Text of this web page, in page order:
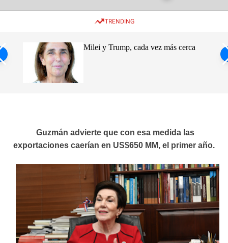
c
TRENDING
de
Milei y Trump, cada vez más cerca
Guzmán advierte que con esa medida las
exportaciones caerían en US$650 MM, el primer año.